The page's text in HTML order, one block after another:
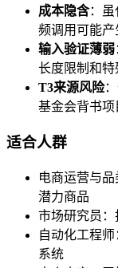
成本隐含：虽
频调用可能产
输入验证薄弱
长度限制和
T3来源风险
基金会背书
适合人群
电商运营与
潜力商品
市场研究员
自动化工程
系统